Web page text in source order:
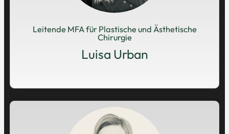
Leitende MFA für Plastische und Ästhetische
Chirurgie
Luisa Urban